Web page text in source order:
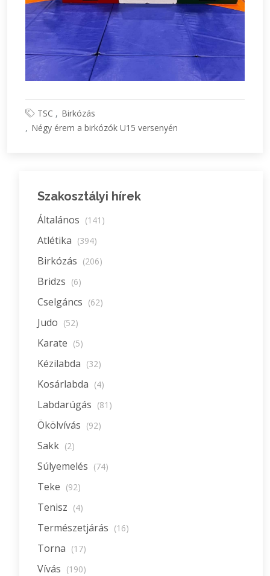
TSC
Birkózás
Négy érem a birkózók U15 versenyén
Szakosztályi hírek
Általános (141)
Atlétika (394)
Birkózás (206)
Bridzs (6)
Cselgáncs (62)
Judo (52)
Karate (5)
Kézilabda (32)
Kosárlabda (4)
Labdarúgás (81)
Ökölvívás (92)
Sakk (2)
Súlyemelés (74)
Teke (92)
Tenisz (4)
Természetjárás (16)
Torna (17)
Vívás (190)